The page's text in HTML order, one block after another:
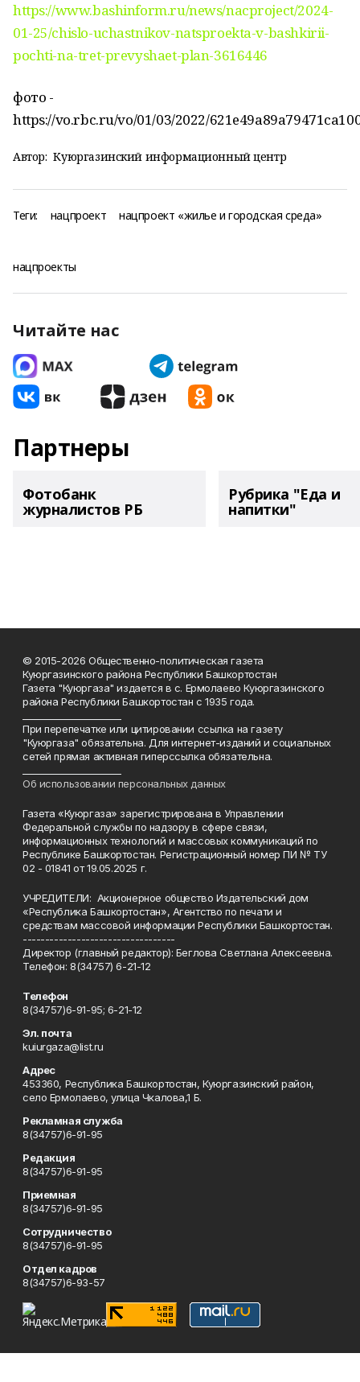
https://www.bashinform.ru/news/nacproject/2024-
01-25/chislo-uchastnikov-natsproekta-v-bashkirii-
pochti-na-tret-prevyshaet-plan-3616446
фото -
https://vo.rbc.ru/vo/01/03/2022/
Автор: Куюргазинский информационный центр
Теги: нацпроект нацпроект «жилье и городская среда»
нацпроекты
Читайте нас
Партнеры
Фотобанк
журналистов РБ
Рубрика "Еда и
напитки"
© 2015-2026 Общественно-политическая газета
Куюргазинского района Республики Башкортостан
Газета "Куюргаза" издается в с. Ермолаево Куюргазинского
района Республики Башкортостан с 1935 года.
При перепечатке или цитировании ссылка на газету
"Куюргаза" обязательна. Для интернет-изданий и социальных
сетей прямая активная гиперссылка обязательна.
Об использовании персональных данных
Газета «Куюргаза» зарегистрирована в Управлении
Федеральной службы по надзору в сфере связи,
информационных технологий и массовых коммуникаций по
Республике Башкортостан. Регистрационный номер ПИ № ТУ
02 - 01841 от 19.05.2025 г.
УЧРЕДИТЕЛИ: Акционерное общество Издательский дом
«Республика Башкортостан», Агентство по печати и
средствам массовой информации Республики Башкортостан.
----------------------------------
Директор (главный редактор): Беглова Светлана Алексеевна.
Телефон: 8(34757) 6-21-12
Телефон
8(34757)6-91-95; 6-21-12
Эл. почта
kuiurgaza@list.ru
Адрес
453360, Республика Башкортостан, Куюргазинский район,
село Ермолаево, улица Чкалова,1 Б.
Рекламная служба
8(34757)6-91-95
Редакция
8(34757)6-91-95
Приемная
8(34757)6-91-95
Сотрудничество
8(34757)6-91-95
Отдел кадров
8(34757)6-93-57